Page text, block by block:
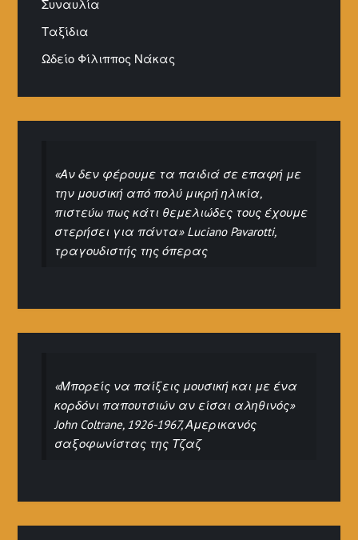
Συναυλία
Ταξίδια
Ωδείο Φίλιππος Νάκας
«Αν δεν φέρουμε τα παιδιά σε επαφή με
την μουσική από πολύ μικρή ηλικία,
πιστεύω πως κάτι θεμελιώδες τους έχουμε
στερήσει για πάντα» Luciano Pavarotti,
τραγουδιστής της όπερας
«Μπορείς να παίξεις μουσική και με ένα
κορδόνι παπουτσιών αν είσαι αληθινός»
John Coltrane, 1926-1967, Αμερικανός
σαξοφωνίστας της Τζαζ